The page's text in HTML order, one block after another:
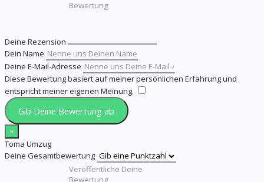
Deine Rezension
Dein Name
Deine E-Mail-Adresse
Diese Bewertung basiert auf meiner persönlichen Erfahrung und
entspricht meiner eigenen Meinung.
Gib Deine Bewertung ab
×
Toma Umzug
Deine Gesamtbewertung